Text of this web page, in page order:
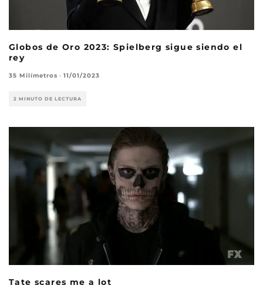
Globos de Oro 2023: Spielberg sigue siendo el
rey
35 Milímetros · 11/01/2023
2 MINUTO DE LECTURA
Tate scares me a lot